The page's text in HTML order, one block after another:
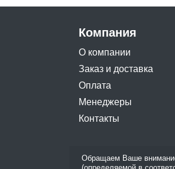
Компания
О компании
Заказ и доставка
Оплата
Менеджеры
Контакты
Обращаем Ваше